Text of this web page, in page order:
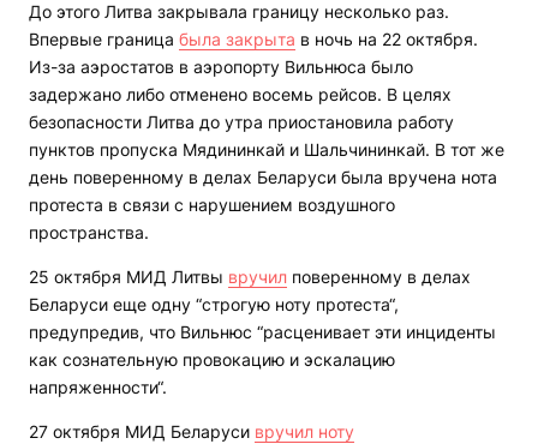
До этого Литва закрывала границу несколько раз.
Впервые граница была закрыта в ночь на 22 октября.
Из-за аэростатов в аэропорту Вильнюса было
задержано либо отменено восемь рейсов. В целях
безопасности Литва до утра приостановила работу
пунктов пропуска Мядининкай и Шальчининкай. В тот же
день поверенному в делах Беларуси была вручена нота
протеста в связи с нарушением воздушного
пространства.
25 октября МИД Литвы вручил поверенному в делах
Беларуси еще одну “строгую ноту протеста“,
предупредив, что Вильнюс “расценивает эти инциденты
как сознательную провокацию и эскалацию
напряженности“.
27 октября МИД Беларуси вручил ноту